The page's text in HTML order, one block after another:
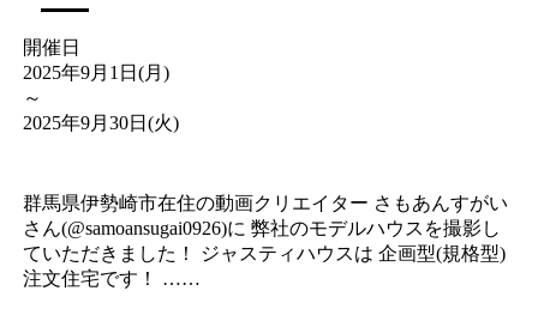
開催日
2025年9月1日(月)
～
2025年9月30日(火)
群馬県伊勢崎市在住の動画クリエイター さもあんすがい
さん(@samoansugai0926)に 弊社のモデルハウスを撮影し
ていただきました！ ジャスティハウスは 企画型(規格型)
注文住宅です！ ……